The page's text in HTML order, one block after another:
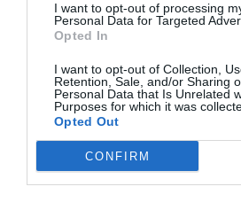
I want to opt-out of processing
Personal Data for Targeted
Opted In
I want to opt-out of Collection,
Retention, Sale, and/or Sharing
Personal Data that Is Unrelated
Purposes for which it was
Opted Out
CONFIRM
despeses generals", ha
concedit que hi haurà
amb una intensitat molt menor
dels sindicats.
A l'espera de la decisió del
Comerç i Empresa del govern
Cuerpo, el president del